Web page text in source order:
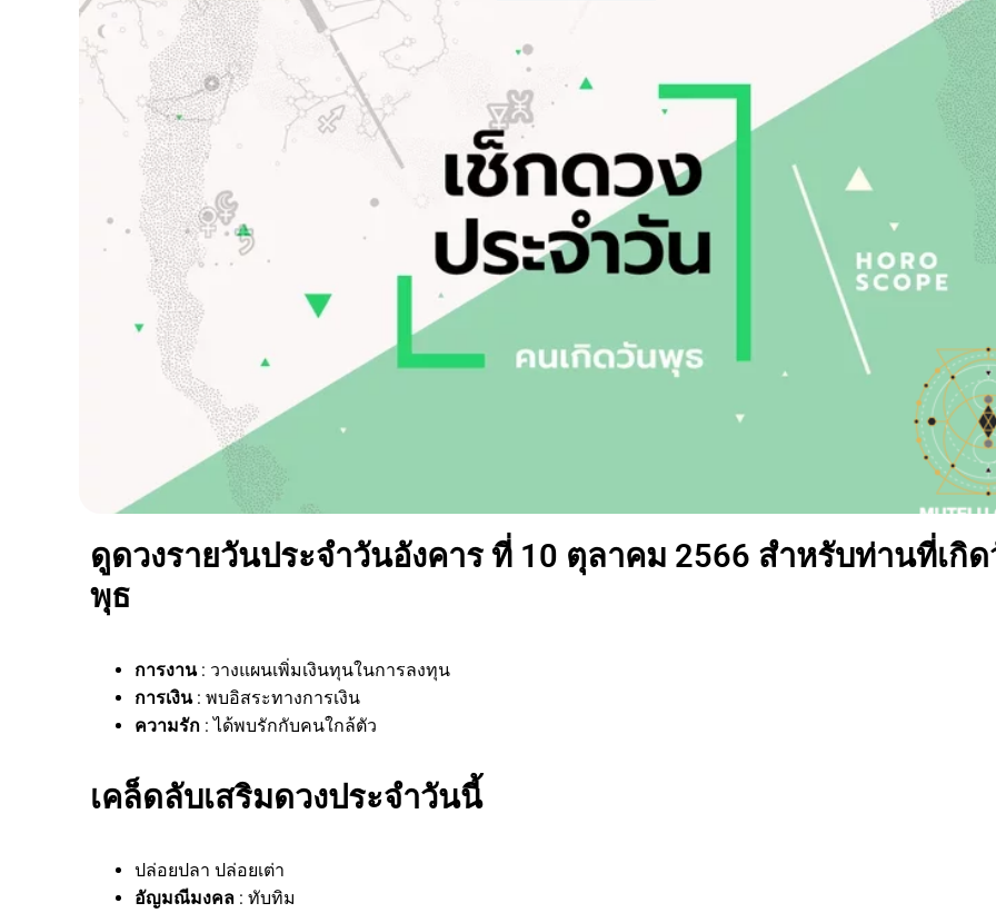
ดูดวงรายวันประจำวันอังคาร ที่ 10 ตุลาคม 2566 สำหรับท่านที่เกิ
พุธ
การงาน : วางแผนเพิ่มเงินทุนในการลงทุน
การเงิน : พบอิสระทางการเงิน
ความรัก : ได้พบรักกับคนใกล้ตัว
เคล็ดลับเสริมดวงประจำวันนี้
ปล่อยปลา ปล่อยเต่า
อัญมณีมงคล : ทับทิม